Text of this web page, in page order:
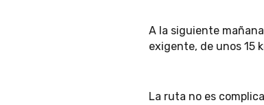
A la siguiente
exigente, de unos 15
La ruta no es